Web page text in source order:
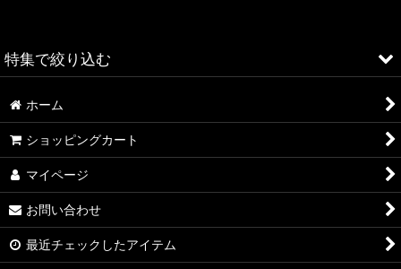
並び順:
特集で絞り込む
ALFA ROMEO > 156
ALFA ROMEO > 147
ALFA ROMEO > 159
A4
ホーム
ショッピングカート
マイページ
お問い合わせ
最近チェックしたアイテム